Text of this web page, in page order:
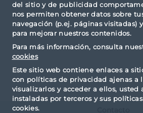
del sitio y de publicidad
nos permiten obtener datos sobre
navegación (p.ej. páginas visitadas)
para mejorar nuestros contenidos.
Para más información, consulta
cookies
Este sitio web contiene enlaces a
con políticas de privacidad ajenas a
visualizarlos y acceder a ellos, usted
instaladas por terceros y sus
cookies.
El informe ha sido elaborado
taxonomía IPP.